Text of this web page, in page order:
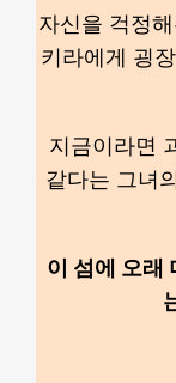
자신을 걱정
키라에게 굉
지금이라면
같다는 그녀
이 섬에 오래